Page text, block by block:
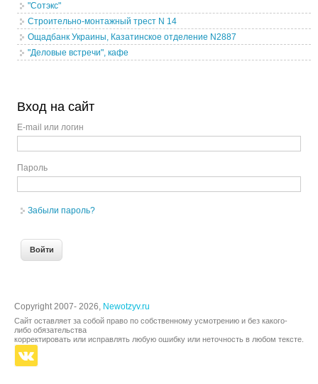
"Сотэкс"
Строительно-монтажный трест N 14
Ощадбанк Украины, Казатинское отделение N2887
"Деловые встречи", кафе
Вход на сайт
E-mail или логин
Пароль
Забыли пароль?
Copyright 2007- 2026, Newotzyv.ru
Сайт оставляет за собой право по собственному усмотрению и без какого-
либо обязательства
корректировать или исправлять любую ошибку или неточность в любом тексте.